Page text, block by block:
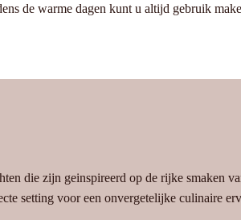
de warme dagen kunt u altijd gebruik
die zijn geinspireerd op de rijke smaken
setting voor een onvergetelijke culinaire